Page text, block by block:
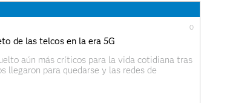
0
de las telcos en la era 5G
aún más críticos para la vida cotidiana tras
llegaron para quedarse y las redes de